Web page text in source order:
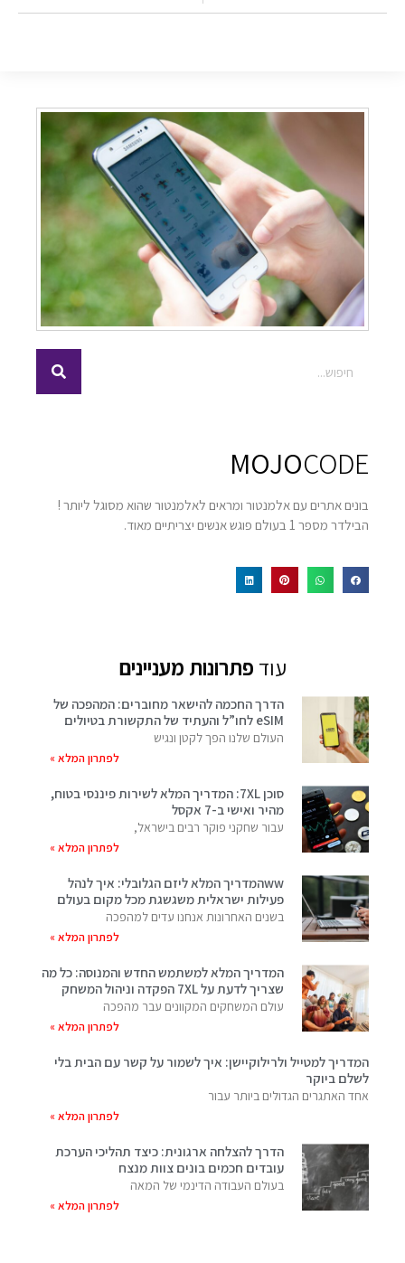
MOJOCODE
בונים אתרים עם אלמנטור ומראים לאלמנטור שהוא מסוגל ליותר !
הבילדר מספר 1 בעולם פוגש אנשים יצריתיים מאוד.
עוד פתרונות מעניינים
הדרך החכמה להישאר מחוברים: המהפכה של
eSIM לחו”ל והעתיד של התקשורת בטיולים
העולם שלנו הפך לקטן ונגיש
לפתרון המלא »
סוכן 7XL: המדריך המלא לשירות פיננסי בטוח,
מהיר ואישי ב-7 אקסל
עבור שחקני פוקר רבים בישראל,
לפתרון המלא »
wwהמדריך המלא ליזם הגלובלי: איך לנהל
פעילות ישראלית משגשגת מכל מקום בעולם
בשנים האחרונות אנחנו עדים למהפכה
לפתרון המלא »
המדריך המלא למשתמש החדש והמנוסה: כל מה
שצריך לדעת על 7XL הפקדה וניהול המשחק
עולם המשחקים המקוונים עבר מהפכה
לפתרון המלא »
המדריך למטייל ולרילוקיישן: איך לשמור על קשר עם הבית בלי
לשלם ביוקר
אחד האתגרים הגדולים ביותר עבור
לפתרון המלא »
הדרך להצלחה ארגונית: כיצד תהליכי הערכת
עובדים חכמים בונים צוות מנצח
בעולם העבודה הדינמי של המאה
לפתרון המלא »